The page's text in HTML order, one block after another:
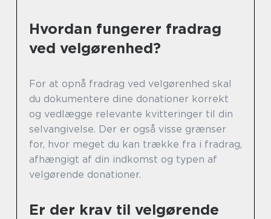
Hvordan fungerer fradrag
ved velgørenhed?
For at opnå fradrag ved velgørenhed skal
du dokumentere dine donationer korrekt
og vedlægge relevante kvitteringer til din
selvangivelse. Der er også visse grænser
for, hvor meget du kan trække fra i fradrag,
afhængigt af din indkomst og typen af
velgørende donationer.
Er der krav til velgørende